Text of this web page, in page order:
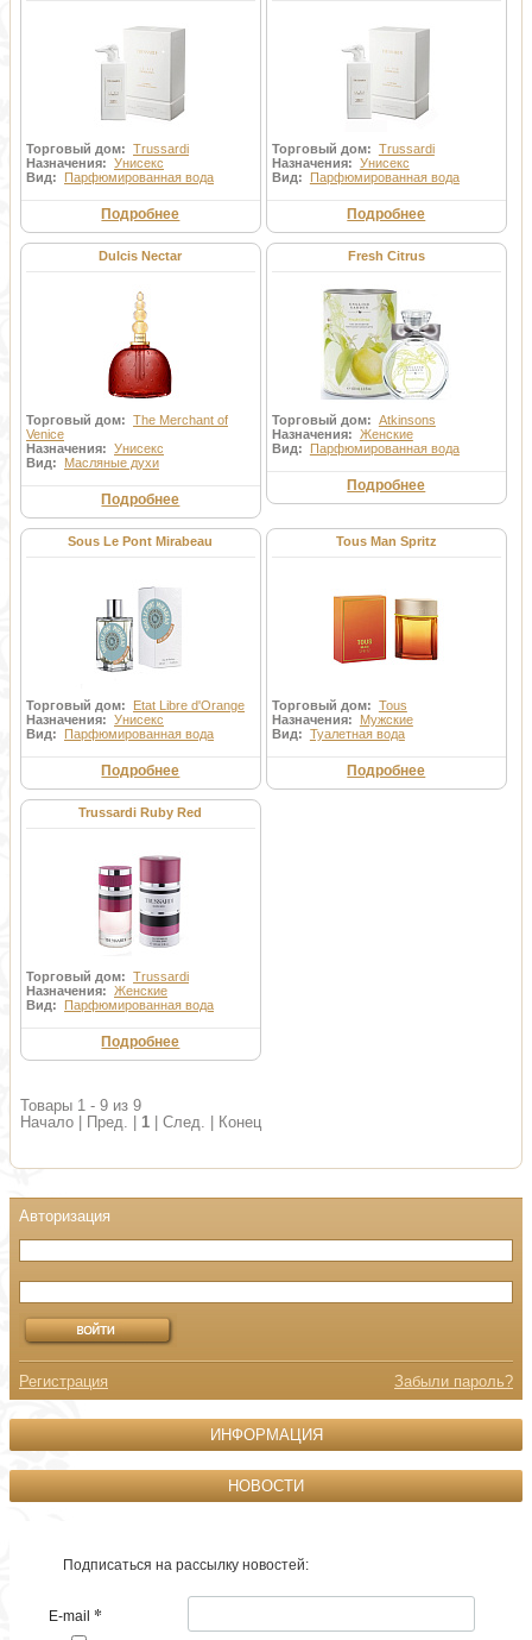
Торговый дом: Trussardi
Назначения: Унисекс
Вид: Парфюмированная вода
Подробнее
Торговый дом: Trussardi
Назначения: Унисекс
Вид: Парфюмированная вода
Подробнее
Dulcis Nectar
Торговый дом: The Merchant of
Venice
Назначения: Унисекс
Вид: Масляные духи
Подробнее
Fresh Citrus
Торговый дом: Atkinsons
Назначения: Женские
Вид: Парфюмированная вода
Подробнее
Sous Le Pont Mirabeau
Торговый дом: Etat Libre d'Orange
Назначения: Унисекс
Вид: Парфюмированная вода
Подробнее
Tous Man Spritz
Торговый дом: Tous
Назначения: Мужские
Вид: Туалетная вода
Подробнее
Trussardi Ruby Red
Торговый дом: Trussardi
Назначения: Женские
Вид: Парфюмированная вода
Подробнее
Товары 1 - 9 из 9
Начало | Пред. | 1 | След. | Конец
Регистрация Забыли пароль?
ИНФОРМАЦИЯ
НОВОСТИ
Подписаться на рассылку новостей:
E-mail *